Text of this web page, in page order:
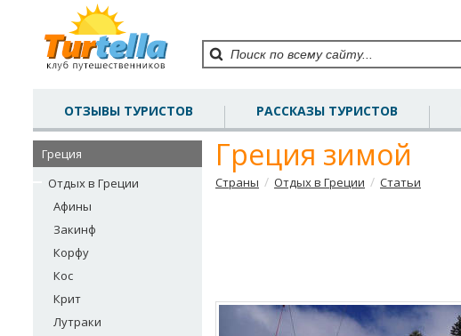
ОТЗЫВЫ ТУРИСТОВ РАССКАЗЫ ТУРИСТОВ
Греция
Отдых в Греции
Афины
Закинф
Корфу
Кос
Крит
Лутраки
Греция зимой
Страны / Отдых в Греции / Статьи